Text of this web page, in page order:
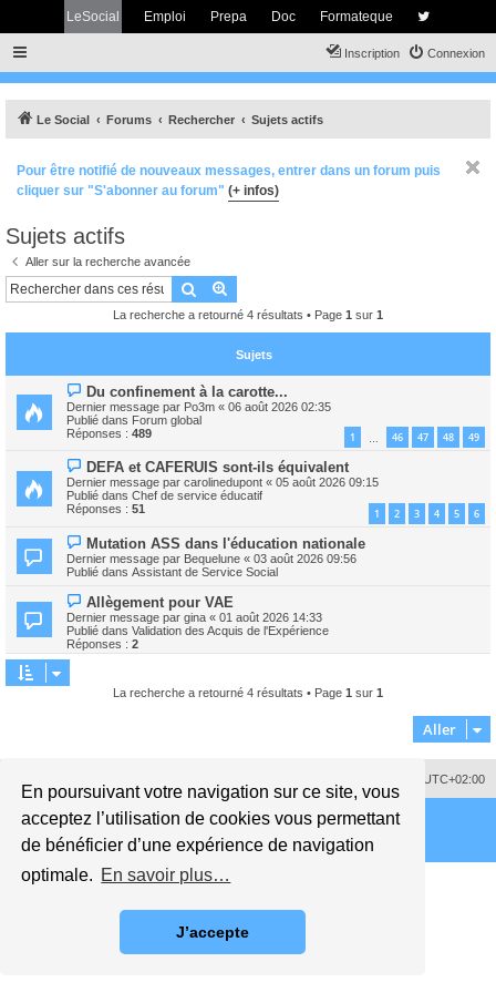
En poursuivant votre navigation sur ce site, vous
acceptez l’utilisation de cookies vous permettant
de bénéficier d’une expérience de navigation
optimale. En savoir plus…
J’accepte
LeSocial Emploi Prepa Doc Formateque
Connexion
Inscription
Le Social Forums Rechercher Sujets actifs
Pour être notifié de nouveaux messages, entrer dans un forum puis
cliquer sur "S'abonner au forum" (+ infos)
Sujets actifs
Aller sur la recherche avancée
Rechercher
La recherche a retourné 4 résultats • Page 1 sur 1
Sujets
N
o
u
v
e
m
e
s
g
e
Du confinement à la carotte...
Dernier message par Po3m « 06 août 2026 02:35
Publié dans Forum global
Réponses : 489 1 46 47 48 49
N
o
u
v
e
u
m
e
s
a
g
e
DEFA et CAFERUIS sont-ils équivalent
Dernier message par carolinedupont « 05 août 2026 09:15
Publié dans Chef de service éducatif
Réponses : 51 1 2 3 4 5 6
N
o
u
v
a
u
m
e
Mutation ASS dans l'éducation nationale
Dernier message par Bequelune « 03 août 2026 09:56
Publié dans Assistant de Service Social
N
o
u
v
e
Allègement pour VAE
Dernier message par gina « 01 août 2026 14:33
Publié dans Validation des Acquis de l'Expérience
Réponses : 2
La recherche a retourné 4 résultats • Page 1 sur 1
Aller
UTC+02:00